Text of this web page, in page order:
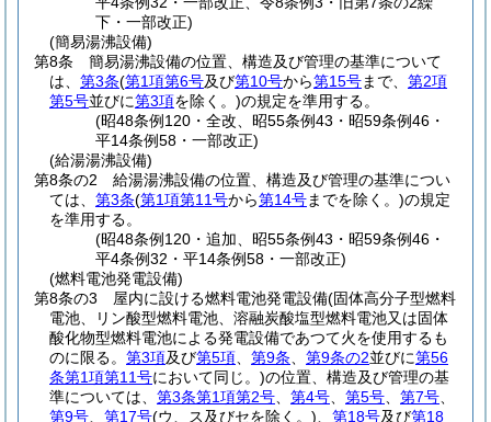
下・一部改正)
(簡易湯沸設備)
第8条
簡易湯沸設備の位置、構造及び管理の基準について
は、 第3条(第1項第6号及び第10号から第15号まで、 第2項
第5号並びに第3項を除く。)の規定を準用する。
(昭48条例120・全改、昭55条例43・昭59条例46・
平14条例58・一部改正)
(給湯湯沸設備)
第8条の2
給湯湯沸設備の位置、構造及び管理の基準につい
ては、 第3条(第1項第11号から第14号までを除く。)の規定
を準用する。
(昭48条例120・追加、昭55条例43・昭59条例46・
平4条例32・平14条例58・一部改正)
(燃料電池発電設備)
第8条の3
屋内に設ける燃料電池発電設備(固体高分子型燃料
電池、リン酸型燃料電池、溶融炭酸塩型燃料電池又は固体
酸化物型燃料電池による発電設備であつて火を使用するも
のに限る。 第3項及び第5項 第9条 第9条の2並びに第56
条第1項第11号において同じ。)の位置、構造及び管理の基
準については、 第3条第1項第2号 第4号 第5号 第7号
第9号
第17号(ウ、ス及びセを除く。) 第18号及び第18